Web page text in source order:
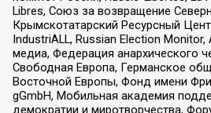
Libres, Союз за возвращение
Крымскотатарский Ресурсный
IndustriALL, Russian Election
медиа, Федерация анархического
Свободная Европа, Германское
Восточной Европы, Фонд имени
gGmbH, Мобильная академия
демократии и миротворчества,